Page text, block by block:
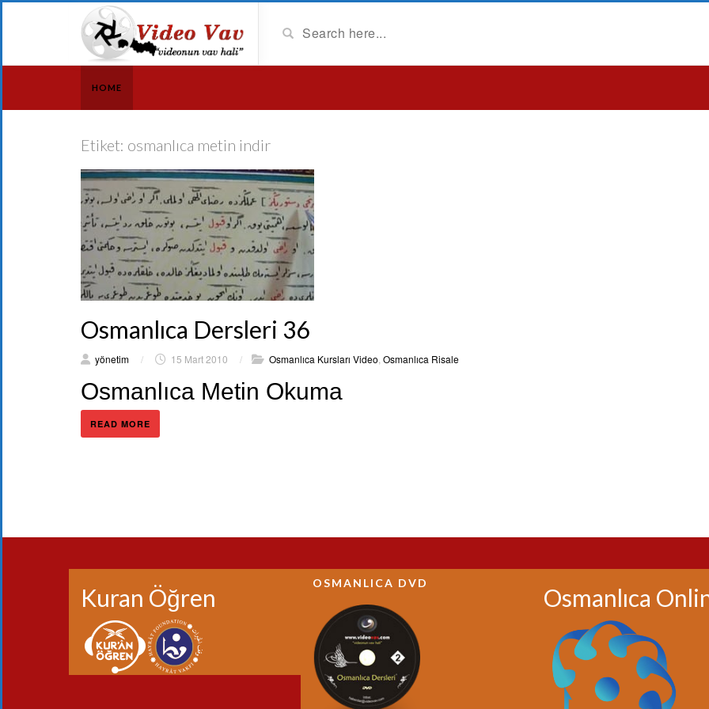
HOME
Etiket: osmanlıca metin indir
Osmanlıca Dersleri 36
yönetim / 15 Mart 2010 / Osmanlıca Kursları Video Osmanlıca Risale
Osmanlıca Metin Okuma
READ MORE
Kuran Öğren
OSMANLICA DVD
Osmanlıca